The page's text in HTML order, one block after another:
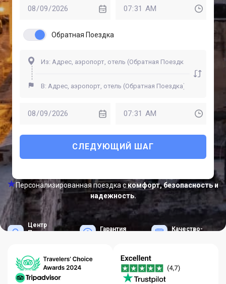
Обратная Поездка
СЛЕДУЮЩИЙ ШАГ
Персонализированная поездка с комфорт, безопасность и
надежность.
Центр
Помощи
Гарантия
Качество-